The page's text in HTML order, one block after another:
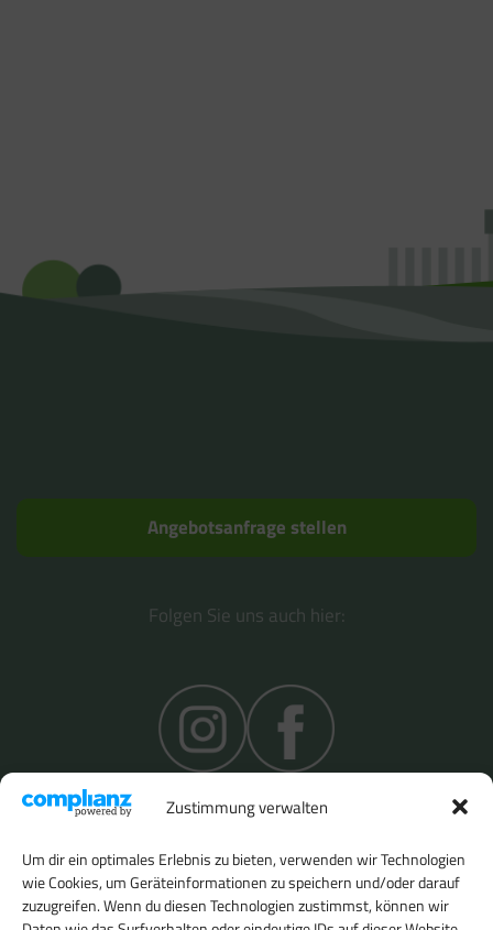
Zustimmung verwalten
Um dir ein optimales Erlebnis zu bieten, verwenden wir Technologien
wie Cookies, um Geräteinformationen zu speichern und/oder darauf
zuzugreifen. Wenn du diesen Technologien zustimmst, können wir
Angebotsanfrage stellen
Folgen Sie uns auch hier: